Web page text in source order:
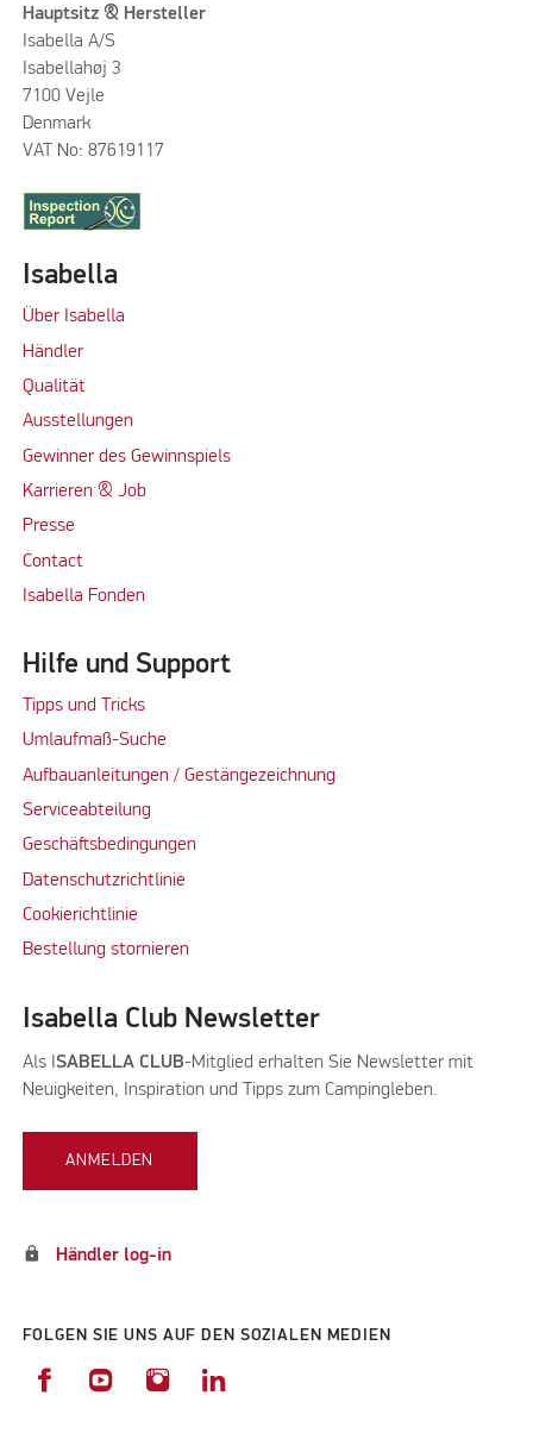
Hauptsitz & Hersteller
Isabella A/S
Isabellahøj 3
7100 Vejle
Denmark
VAT No: 87619117
Isabella
Über Isabella
Händler
Qualität
Ausstellungen
Gewinner des Gewinnspiels
Karrieren & Job
Presse
Contact
Isabella Fonden
Hilfe und Support
Tipps und Tricks
Umlaufmaß-Suche
Aufbauanleitungen / Gestängezeichnung
Serviceabteilung
Geschäftsbedingungen
Datenschutzrichtlinie
Cookierichtlinie
Bestellung stornieren
Isabella Club Newsletter
Als I SABELLA CLUB-Mitglied erhalten Sie Newsletter mit
Neuigkeiten, Inspiration und Tipps zum Campingleben.
ANMELDEN
lock Händler log-in
FOLGEN SIE UNS AUF DEN SOZIALEN MEDIEN